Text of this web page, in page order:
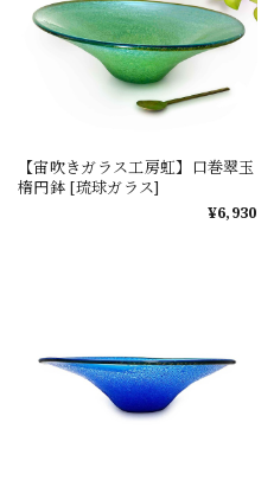
【宙吹きガラス工房虹】口巻翠玉
楕円鉢 [琉球ガラス]
¥6,930